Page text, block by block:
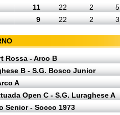
11 22 2 5
9 22 2 3
Rossa - Arco B
B - S.G. Bosco Junior
A
Open C - S.G. Luraghese A
Senior - Socco 1973